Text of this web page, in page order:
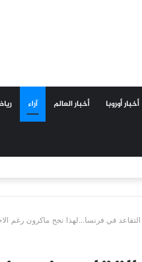
أخبار أوروبا أخبار العالم آراء
التقاعد في فرنسا…لهذا نجح ماكرون رغم